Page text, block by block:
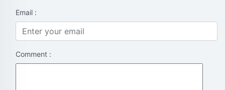
Email :
Comment :